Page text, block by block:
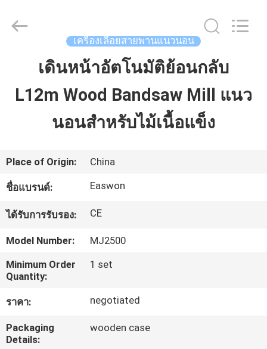
เกี่ยว
กับ
เรา
ทัวร์
โรงงาน
ควบคุม
Ruixiang
Import
เครื่องเลื่อยสายพานแนวนอน
เดินหน้าอัตโนมัติย้อนกลับ
L12m Wood Bandsaw Mill แนว
นอนสำหรับไม้เนื้อแข็ง
Place of Origin: China
ชื่อแบรนด์: Easwon
ได้รับการรับรอง: CE
Model Number:
MJ2500
Minimum Order
Quantity:
1 set
ราคา: negotiated
Packaging
Details:
wooden case